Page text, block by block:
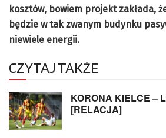
kosztów, bowiem projekt zakłada,
będzie w tak zwanym budynku
niewiele energii.
CZYTAJ TAKŻE
KORONA KIELCE –
[RELACJA]